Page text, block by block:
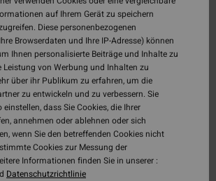
auf Ihrem Gerät zu speichern
Diese personenbezogenen
Browserdaten und Ihre IP-Adresse) können
Ihnen personalisierte Beiträge und Inhalte zu
Leistung von Werbung und Inhalten zu
über ihr Publikum zu erfahren, um die
zu entwickeln und zu verbessern. Sie
dass Sie Cookies, die Ihrer
annehmen oder ablehnen oder sich
wenn Sie den betreffenden Cookies nicht
Cookies zur Messung der
Informationen finden Sie in unserer :
Datenschutzrichtlinie